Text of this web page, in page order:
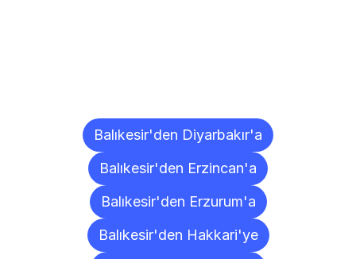
Balıkesir'den Diyarbakır'a
Balıkesir'den Erzincan'a
Balıkesir'den Erzurum'a
Balıkesir'den Hakkari'ye